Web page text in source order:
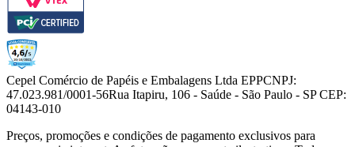
Cepel Comércio de Papéis e Embalagens Ltda EPPCNPJ:
47.023.981/0001-56Rua Itapiru, 106 - Saúde - São Paulo - SP CEP:
04143-010
Preços, promoções e condições de pagamento exclusivos para